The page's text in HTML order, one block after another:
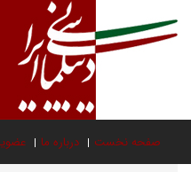
صفحه نخست درباره ما